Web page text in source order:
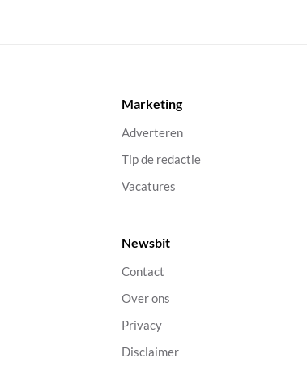
Marketing
Adverteren
Tip de redactie
Vacatures
Newsbit
Contact
Over ons
Privacy
Disclaimer